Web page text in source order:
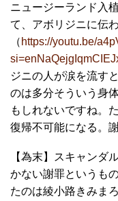
ニュージーランド入
て、アボリジニに伝
（ https://youtu.be/
ジニの人が涙を流す
のは多分そういう身
もしれないですね。
復帰不可能になる。
【為末】スキャンダ
かない謝罪というも
たのは綾小路きみま